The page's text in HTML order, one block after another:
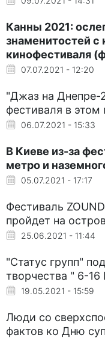
Канны 2021:
знаменитостей
кинофестиваля
07.07.2021 - 12:20
"Джаз на Днепре-
фестиваля в этом
06.07.2021 - 15:33
В Киеве из-за
метро и
05.07.2021 - 17:17
Фестиваль
пройдет на
25.06.2021 - 11:44
"Статус групп"
творчества " 6-16
19.05.2021 - 15:59
Люди со
фактов ко Дню